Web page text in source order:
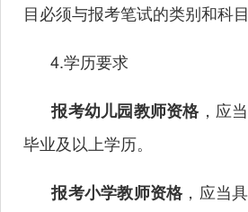
目必须与报考笔试的类别和科目
4.学历要求
报考幼儿园教师资格，应
毕业及以上学历。
报考小学教师资格，应当